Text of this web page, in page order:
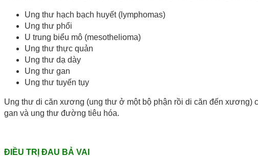
Ung thư hạch bạch huyết (lymphomas)
Ung thư phổi
U trung biểu mô (mesothelioma)
Ung thư thực quản
Ung thư dạ dày
Ung thư gan
Ung thư tuyến tụy
Ung thư di căn xương (ung thư ở một bộ phận rồi di căn đến
gan và ung thư đường tiêu hóa.
ĐIỀU TRỊ ĐAU BẢ VAI